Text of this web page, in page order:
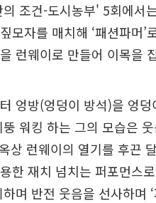
조건-도시농부' 5회에서
모자를 매치해 ‘패션파머’
런웨이로 만들어 이목을
엉방(엉덩이 방석)을 엉
워킹 하는 그의 모습은
상 런웨이의 열기를 후끈
한 재치 넘치는 퍼포먼스
며 반전 웃음을 선사하며